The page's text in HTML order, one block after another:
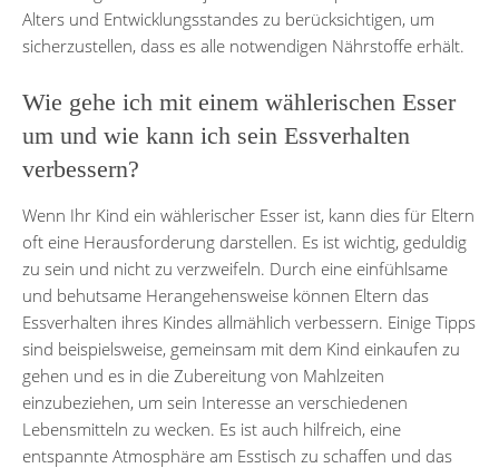
Alters und Entwicklungsstandes zu berücksichtigen, um
sicherzustellen, dass es alle notwendigen Nährstoffe erhält.
Wie gehe ich mit einem wählerischen Esser
um und wie kann ich sein Essverhalten
verbessern?
Wenn Ihr Kind ein wählerischer Esser ist, kann dies für Eltern
oft eine Herausforderung darstellen. Es ist wichtig, geduldig
zu sein und nicht zu verzweifeln. Durch eine einfühlsame
und behutsame Herangehensweise können Eltern das
Essverhalten ihres Kindes allmählich verbessern. Einige Tipps
sind beispielsweise, gemeinsam mit dem Kind einkaufen zu
gehen und es in die Zubereitung von Mahlzeiten
einzubeziehen, um sein Interesse an verschiedenen
Lebensmitteln zu wecken. Es ist auch hilfreich, eine
entspannte Atmosphäre am Esstisch zu schaffen und das